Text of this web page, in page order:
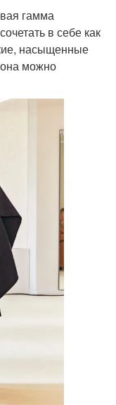
гамма
в себе как
насыщенные
можно